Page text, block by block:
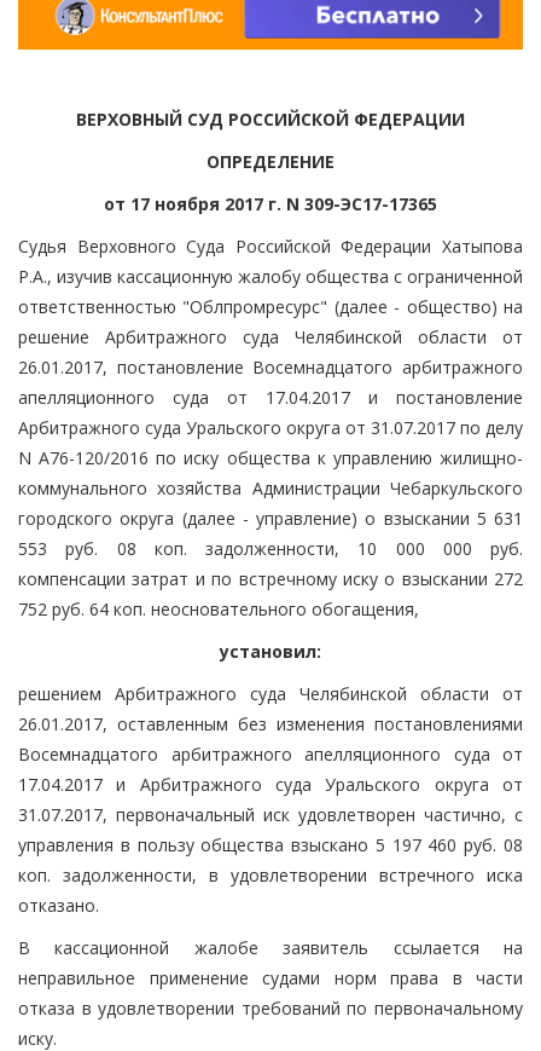
ВЕРХОВНЫЙ СУД РОССИЙСКОЙ ФЕДЕРАЦИИ
ОПРЕДЕЛЕНИЕ
от 17 ноября 2017 г. N 309-ЭС17-17365
Судья Верховного Суда Российской Федерации Хатыпова
Р.А., изучив кассационную жалобу общества с ограниченной
ответственностью "Облпромресурс" (далее - общество) на
решение Арбитражного суда Челябинской области от
26.01.2017, постановление Восемнадцатого арбитражного
апелляционного суда от 17.04.2017 и постановление
Арбитражного суда Уральского округа от 31.07.2017 по делу
N А76-120/2016 по иску общества к управлению жилищно-
коммунального хозяйства Администрации Чебаркульского
городского округа (далее - управление) о взыскании 5 631
553 руб. 08 коп. задолженности, 10 000 000 руб.
компенсации затрат и по встречному иску о взыскании 272
752 руб. 64 коп. неосновательного обогащения,
установил:
решением Арбитражного суда Челябинской области от
26.01.2017, оставленным без изменения постановлениями
Восемнадцатого арбитражного апелляционного суда от
17.04.2017 и Арбитражного суда Уральского округа от
31.07.2017, первоначальный иск удовлетворен частично, с
управления в пользу общества взыскано 5 197 460 руб. 08
коп. задолженности, в удовлетворении встречного иска
отказано.
В кассационной жалобе заявитель ссылается на
неправильное применение судами норм права в части
отказа в удовлетворении требований по первоначальному
иску.